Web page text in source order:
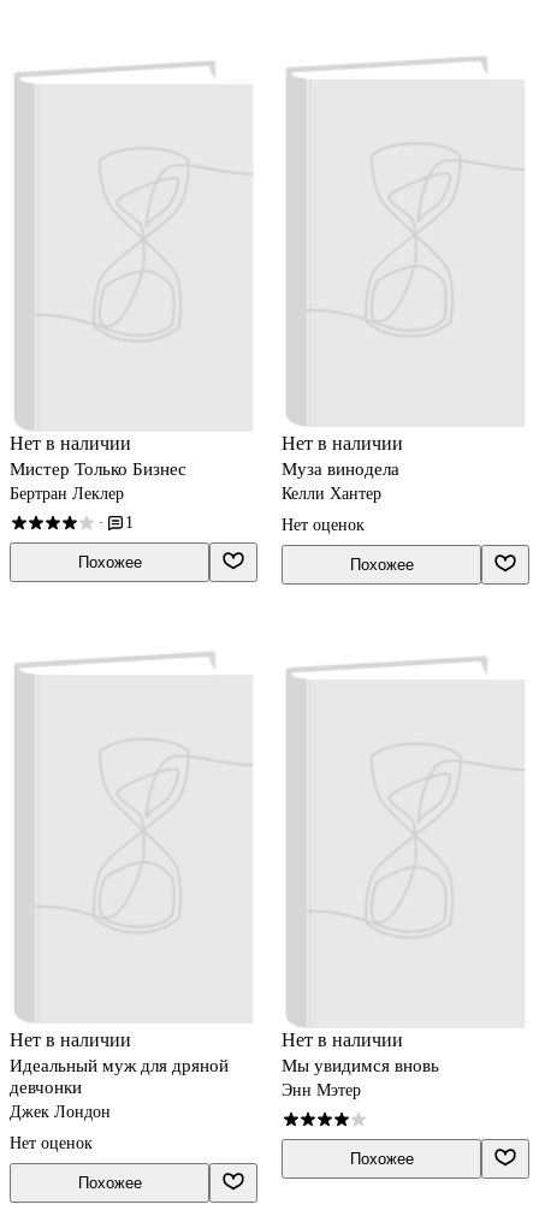
Нет в наличии
Мистер Только Бизнес
Бертран Леклер
· 1
Похожее
Нет в наличии
Муза винодела
Келли Хантер
Нет оценок
Похожее
Нет в наличии
Идеальный муж для дряной
девчонки
Джек Лондон
Нет оценок
Похожее
Нет в наличии
Мы увидимся вновь
Энн Мэтер
Похожее